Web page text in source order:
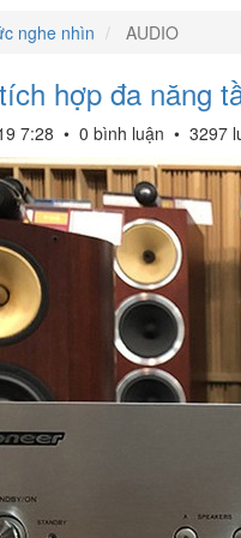
nghe nhìn AUDIO
hợp đa năng
7:28 • 0 bình luận • 3297